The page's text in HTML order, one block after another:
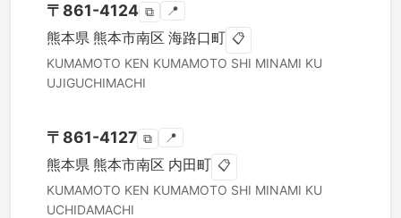
〒 861-4124 ⧉ 📍
熊本県 熊本市南区 海路口町 📋
KUMAMOTO KEN KUMAMOTO SHI MINAMI KU
UJIGUCHIMACHI
〒 861-4127 ⧉ 📍
熊本県 熊本市南区 内田町 📋
KUMAMOTO KEN KUMAMOTO SHI MINAMI KU
UCHIDAMACHI